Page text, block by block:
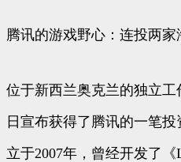
腾讯的游戏野心：连投两家
位于新西兰奥克兰的独立工
日宣布获得了腾讯的一笔投
立于2007年，曾经开发了《